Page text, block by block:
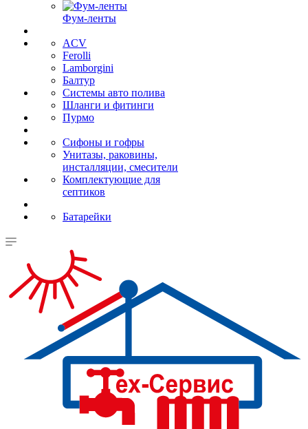
Фум-ленты
ACV
Ferolli
Lamborgini
Балтур
Системы авто полива
Шланги и фитинги
Пурмо
Сифоны и гофры
Унитазы, раковины,
инсталляции, смесители
Комплектующие для
септиков
Батарейки